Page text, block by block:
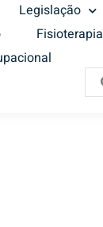
Legislação
Fisioterapia